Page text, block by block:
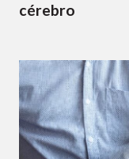
cérebro